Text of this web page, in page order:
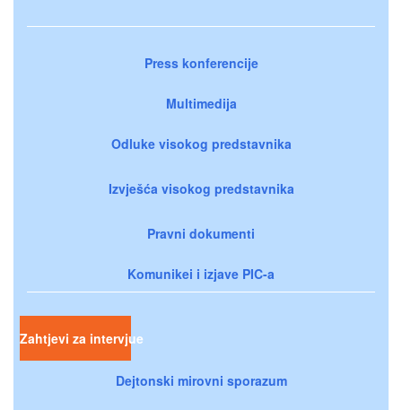
Press konferencije
Multimedija
Odluke visokog predstavnika
Izvješća visokog predstavnika
Pravni dokumenti
Komunikei i izjave PIC-a
Zahtjevi za intervjue
Dejtonski mirovni sporazum